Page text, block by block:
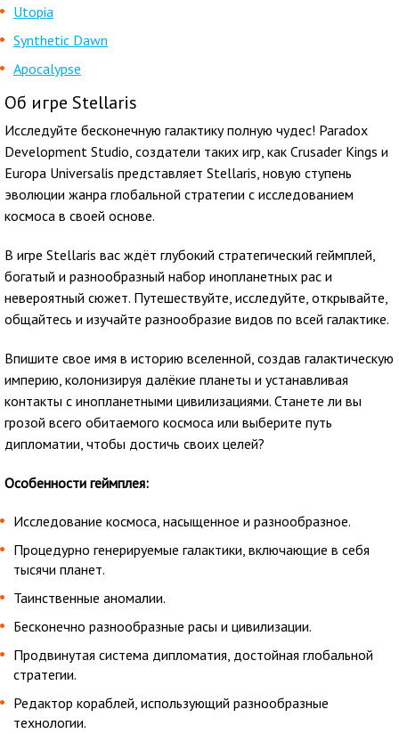
Utopia
Synthetic Dawn
Apocalypse
Об игре Stellaris
Исследуйте бесконечную галактику полную чудес! Paradox
Development Studio, создатели таких игр, как Crusader Kings и
Europa Universalis представляет Stellaris, новую ступень
эволюции жанра глобальной стратегии с исследованием
космоса в своей основе.
В игре Stellaris вас ждёт глубокий стратегический геймплей,
богатый и разнообразный набор инопланетных рас и
невероятный сюжет. Путешествуйте, исследуйте, открывайте,
общайтесь и изучайте разнообразие видов по всей галактике.
Впишите свое имя в историю вселенной, создав галактическую
империю, колонизируя далёкие планеты и устанавливая
контакты с инопланетными цивилизациями. Станете ли вы
грозой всего обитаемого космоса или выберите путь
дипломатии, чтобы достичь своих целей?
Особенности геймплея:
Исследование космоса, насыщенное и разнообразное.
Процедурно генерируемые галактики, включающие в себя
тысячи планет.
Таинственные аномалии.
Бесконечно разнообразные расы и цивилизации.
Продвинутая система дипломатия, достойная глобальной
стратегии.
Редактор кораблей, использующий разнообразные
технологии.